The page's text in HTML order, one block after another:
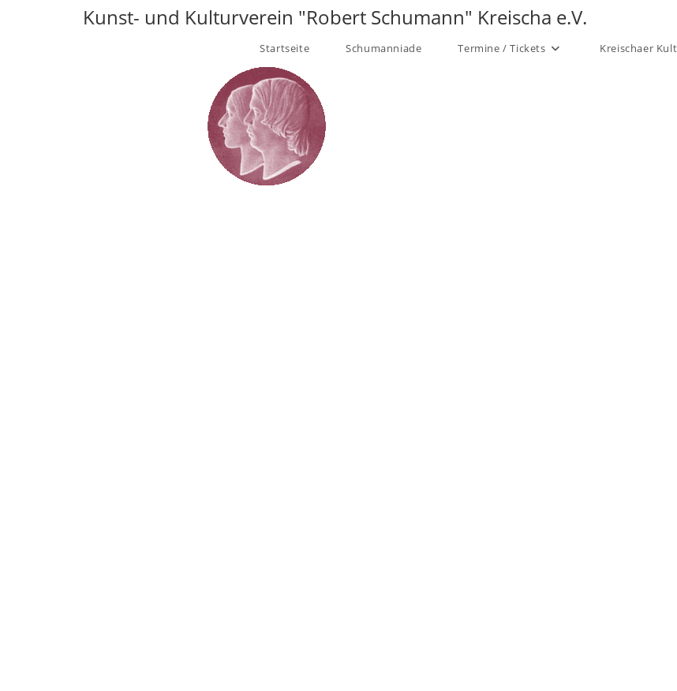
Kunst- und Kulturverein "Robert Schumann" Kreischa e.V.
Startseite Schumanniade Termine / Tickets Kreischaer